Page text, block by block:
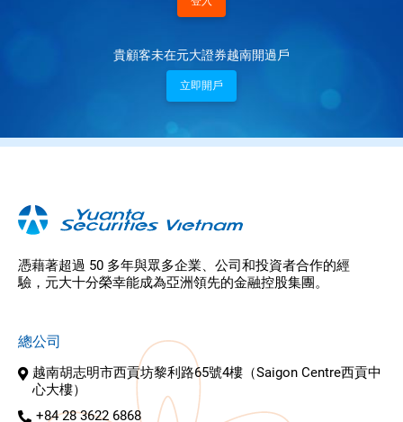
貴顧客未在元大證券越南開過戶
立即開戶
憑藉著超過 50 多年與眾多企業、公司和投資者合作的經
驗，元大十分榮幸能成為亞洲領先的金融控股集團。
總公司
越南胡志明市西貢坊黎利路65號4樓（Saigon Centre西貢中
心大樓）
+84 28 3622 6868